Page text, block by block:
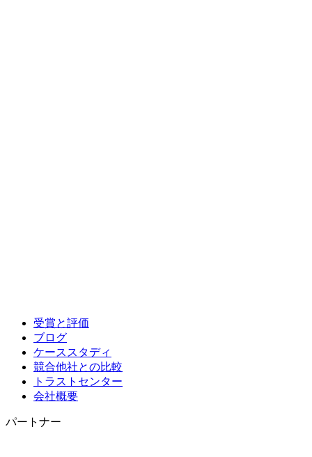
受賞と評価
ブログ
ケーススタディ
競合他社との比較
トラストセンター
会社概要
パートナー